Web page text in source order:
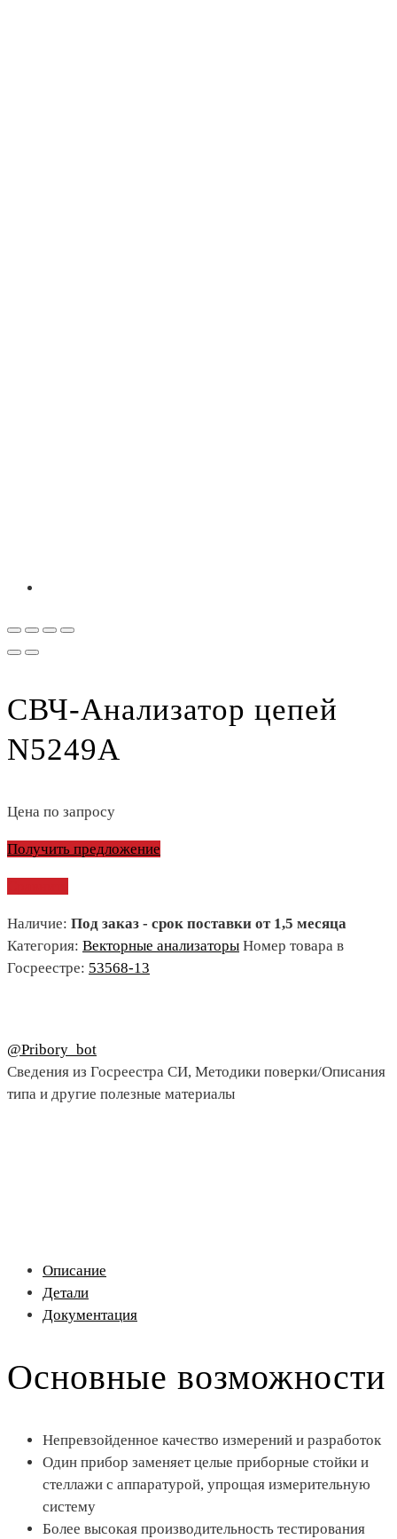
СВЧ-Анализатор цепей
N5249A
Цена по запросу
Получить предложение
Наличие: Под заказ - срок поставки от 1,5 месяца
Категория: Векторные анализаторы Номер товара в
Госреестре: 53568-13
@Pribory_bot
Сведения из Госреестра СИ, Методики поверки/Описания
типа и другие полезные материалы
Описание
Детали
Документация
Основные возможности
Непревзойденное качество измерений и разработок
Один прибор заменяет целые приборные стойки и
стеллажи с аппаратурой, упрощая измерительную
систему
Более высокая производительность тестирования